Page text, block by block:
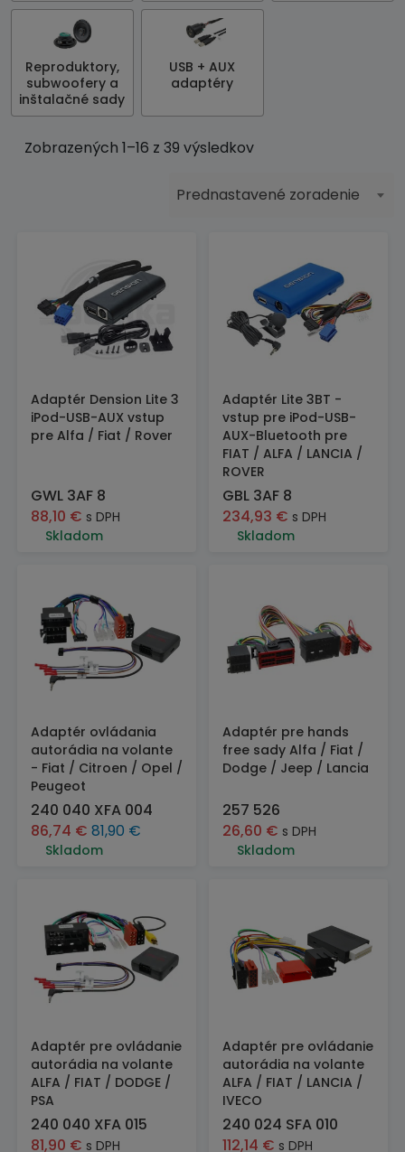
Reproduktory,
subwoofery a
inštalačné sady
USB + AUX
adaptéry
Zobrazených 1–16 z 39 výsledkov
Prednastavené zoradenie
Adaptér Dension Lite 3
iPod-USB-AUX vstup
pre Alfa / Fiat / Rover
GWL 3AF 8
88,10 € s DPH
Skladom
Adaptér Lite 3BT -
vstup pre iPod-USB-
AUX-Bluetooth pre
FIAT / ALFA / LANCIA /
ROVER
GBL 3AF 8
234,93 € s DPH
Skladom
Adaptér ovládania
autorádia na volante
- Fiat / Citroen / Opel /
Peugeot
240 040 XFA 004
86,74 € 81,90 €
Skladom
Adaptér pre hands
free sady Alfa / Fiat /
Dodge / Jeep / Lancia
257 526
26,60 € s DPH
Skladom
Adaptér pre ovládanie
autorádia na volante
ALFA / FIAT / DODGE /
PSA
240 040 XFA 015
81,90 € s DPH
Adaptér pre ovládanie
autorádia na volante
ALFA / FIAT / LANCIA /
IVECO
240 024 SFA 010
112,14 € s DPH